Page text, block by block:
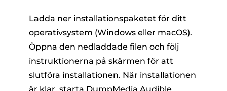
Ladda ner installationspaketet för ditt
operativsystem (Windows eller macOS).
Öppna den nedladdade filen och följ
instruktionerna på skärmen för att
slutföra installationen. När installationen